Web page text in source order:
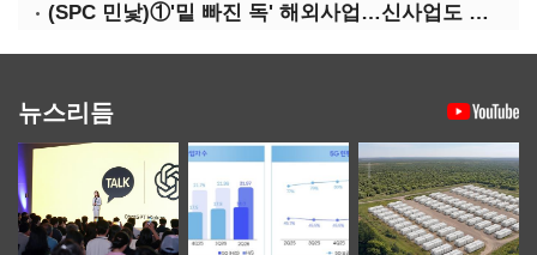
(SPC 민낯)①'밑 빠진 독' 해외사업…신사업도 경고등
뉴스리듬